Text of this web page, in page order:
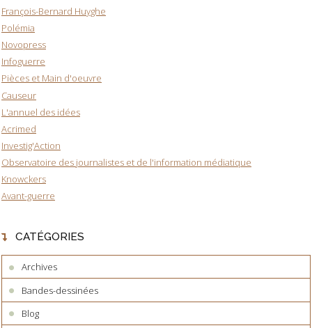
François-Bernard Huyghe
Polémia
Novopress
Infoguerre
Pièces et Main d'oeuvre
Causeur
L'annuel des idées
Acrimed
Investig'Action
Observatoire des journalistes et de l'information médiatique
Knowckers
Avant-guerre
CATÉGORIES
Archives
Bandes-dessinées
Blog